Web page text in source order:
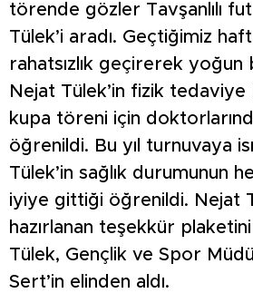
törende gözler Tavşanlılı
Tülek’i aradı. Geçtiğimiz
rahatsızlık geçirerek yoğun
Nejat Tülek’in fizik tedaviye
kupa töreni için
öğrenildi. Bu yıl turnuvaya
Tülek’in sağlık durumunun
iyiye gittiği öğrenildi. Nejat
hazırlanan teşekkür
Tülek, Gençlik ve Spor
Sert’in elinden aldı.